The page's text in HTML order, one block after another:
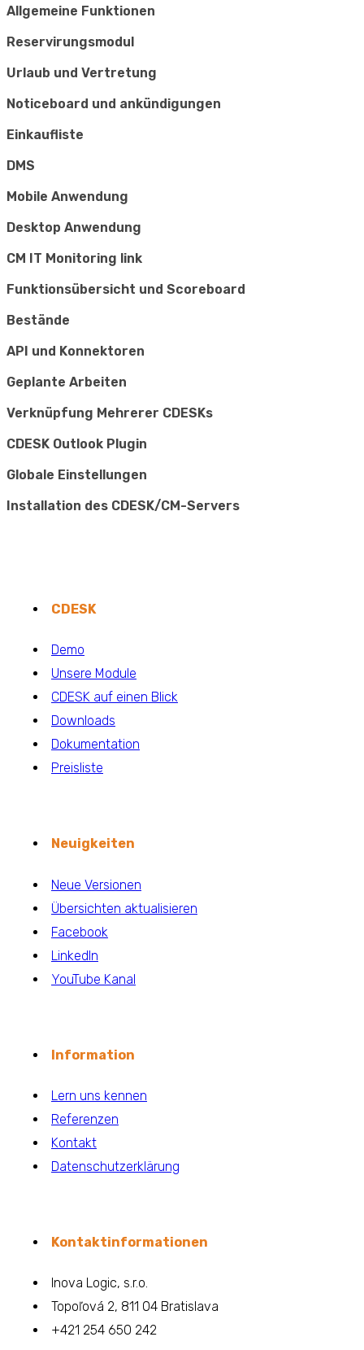
Allgemeine Funktionen
Reservirungsmodul
Urlaub und Vertretung
Noticeboard und ankündigungen
Einkaufliste
DMS
Mobile Anwendung
Desktop Anwendung
CM IT Monitoring link
Funktionsübersicht und Scoreboard
Bestände
API und Konnektoren
Geplante Arbeiten
Verknüpfung Mehrerer CDESKs
CDESK Outlook Plugin
Globale Einstellungen
Installation des CDESK/CM-Servers
CDESK
Demo
Unsere Module
CDESK auf einen Blick
Downloads
Dokumentation
Preisliste
Neuigkeiten
Neue Versionen
Übersichten aktualisieren
Facebook
LinkedIn
YouTube Kanal
Information
Lern uns kennen
Referenzen
Kontakt
Datenschutzerklärung
Kontaktinformationen
Inova Logic, s.r.o.
Topoľová 2, 811 04 Bratislava
+421 254 650 242